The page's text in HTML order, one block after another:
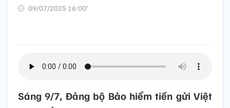
09/07/2025 16:00’
Sáng 9/7, Đảng bộ Bảo hiểm tiền gửi Việt